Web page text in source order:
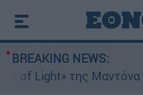
BREAKING NEWS:
Light» της Μαντόνα